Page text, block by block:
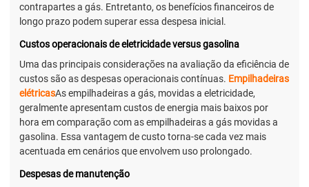
contrapartes a gás. Entretanto, os benefícios financeiros de
longo prazo podem superar essa despesa inicial.
Custos operacionais de eletricidade versus gasolina
Uma das principais considerações na avaliação da eficiência de
custos são as despesas operacionais contínuas. Empilhadeiras
elétricasAs empilhadeiras a gás, movidas a eletricidade,
geralmente apresentam custos de energia mais baixos por
hora em comparação com as empilhadeiras a gás movidas a
gasolina. Essa vantagem de custo torna-se cada vez mais
acentuada em cenários que envolvem uso prolongado.
Despesas de manutenção